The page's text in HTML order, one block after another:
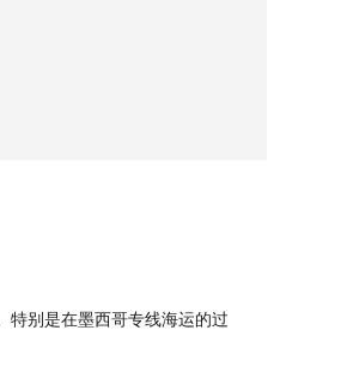
特别是在墨西哥专线海运的过